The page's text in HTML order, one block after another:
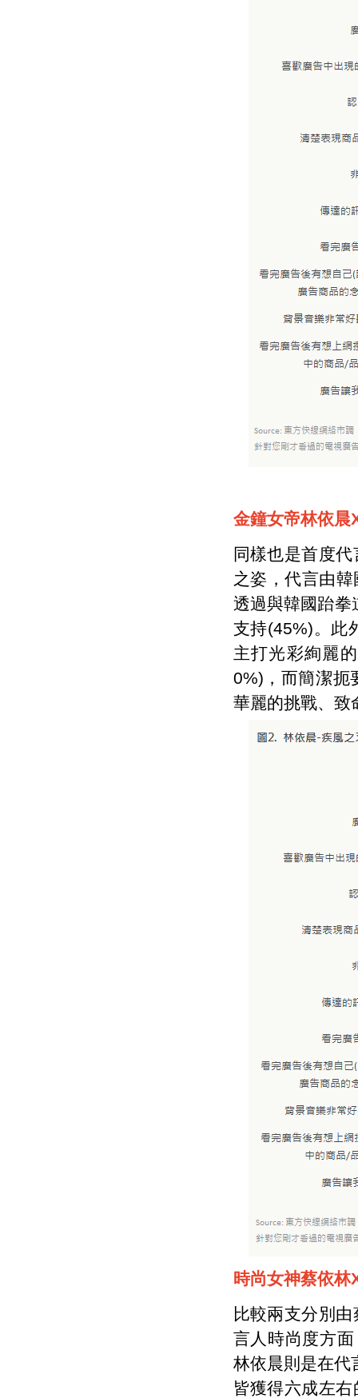
金鐘女帝林依晨
同樣也是首度
之姿，代言由
透過與韓國跆拳
支持(45%)。此
主打光彩絢麗
0%)，而簡潔扼
華麗的挑戰、致
時尚女神蔡依
比較兩支分別
言人時尚度方
林依晨則是在代
皆獲得六成左